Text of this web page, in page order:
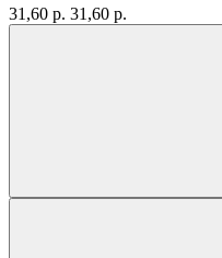
31,60 р. 31,60 р.